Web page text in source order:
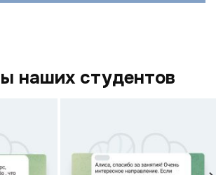
наших студентов